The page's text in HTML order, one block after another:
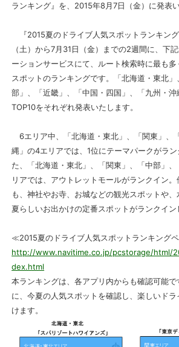
ランキング』を、2015年8月7日（金）に発表い
『2015夏のドライブ人気スポットランキン
（土）から7月31日（金）までの2週間に、下
ーションサービスにて、ルート検索時に最も
スポットのランキングです。「北海道・東北
部」、「近畿」、「中国・四国」、「九州・
TOP10をそれぞれ発表いたします。
6エリア中、「北海道・東北」、「関東」、
縄」の4エリアでは、1位にテーマパークがラ
た、「北海道・東北」、「関東」、「中部」
リアでは、アウトレットモールがランクイン。
も、神社やお寺、お城などの観光スポットや
夏らしいお出かけの定番スポットがランクイン
≪2015夏のドライブ人気スポットランキング
http://www.navitime.co.jp/pcstorage/html/
dex.html
本ランキングは、各アプリ内からも確認可能
に、今夏の人気スポットを確認し、楽しいド
けます。